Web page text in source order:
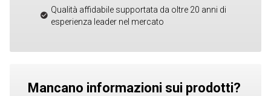
Qualità affidabile supportata da oltre 20 anni di
esperienza leader nel mercato
Mancano informazioni sui prodotti?